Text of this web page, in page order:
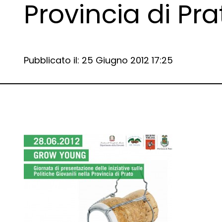
Provincia di
Data e ora:
Pubblicato il: 25 Giugno 2012 17:25
Dettagli articolo